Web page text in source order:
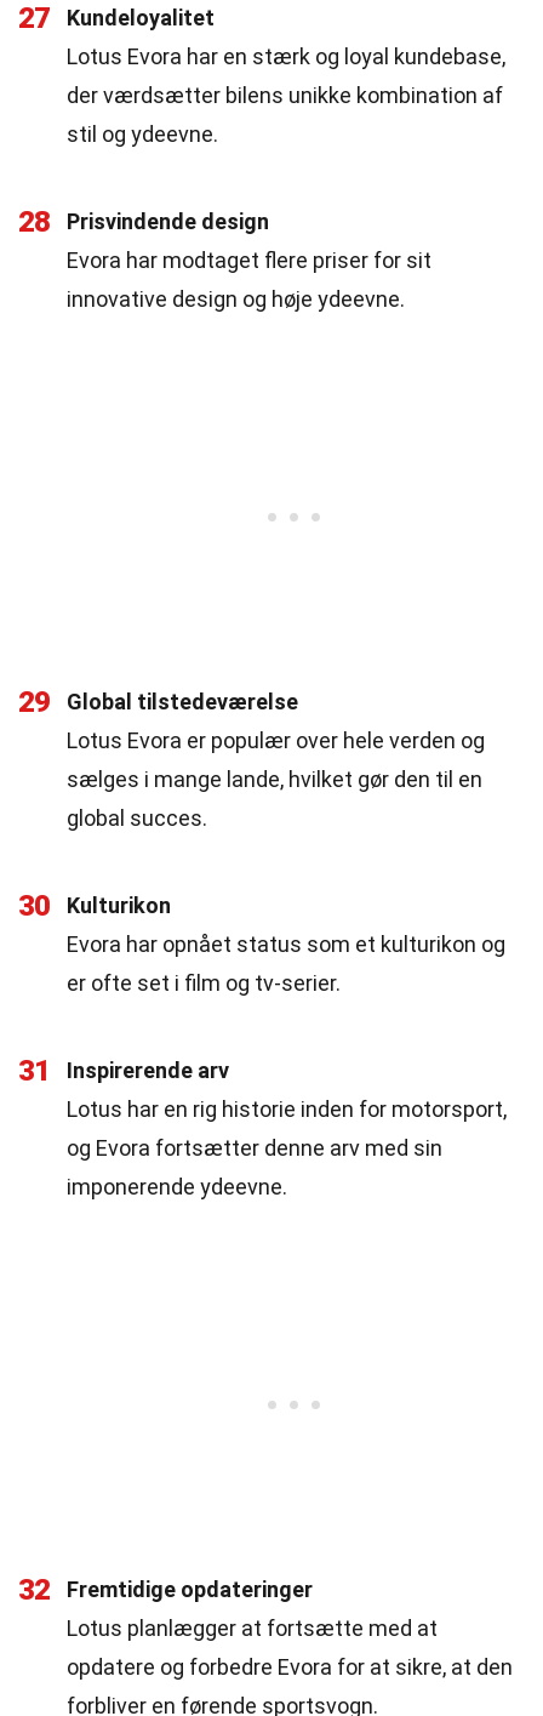
27
Kundeloyalitet
Lotus Evora har en stærk og loyal kundebase,
der værdsætter bilens unikke kombination af
stil og ydeevne.
28
Prisvindende design
Evora har modtaget flere priser for sit
innovative design og høje ydeevne.
29
Global tilstedeværelse
Lotus Evora er populær over hele verden og
sælges i mange lande, hvilket gør den til en
global succes.
30
Kulturikon
Evora har opnået status som et kulturikon og
er ofte set i film og tv-serier.
31
Inspirerende arv
Lotus har en rig historie inden for motorsport,
og Evora fortsætter denne arv med sin
imponerende ydeevne.
32
Fremtidige opdateringer
Lotus planlægger at fortsætte med at
opdatere og forbedre Evora for at sikre, at den
forbliver en førende sportsvogn.